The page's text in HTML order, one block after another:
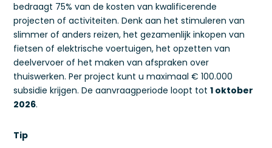
bedraagt 75% van de kosten van kwalificerende
projecten of activiteiten. Denk aan het stimuleren van
slimmer of anders reizen, het gezamenlijk inkopen van
fietsen of elektrische voertuigen, het opzetten van
deelvervoer of het maken van afspraken over
thuiswerken. Per project kunt u maximaal € 100.000
subsidie krijgen. De aanvraagperiode loopt tot1 oktober
2026.
Tip